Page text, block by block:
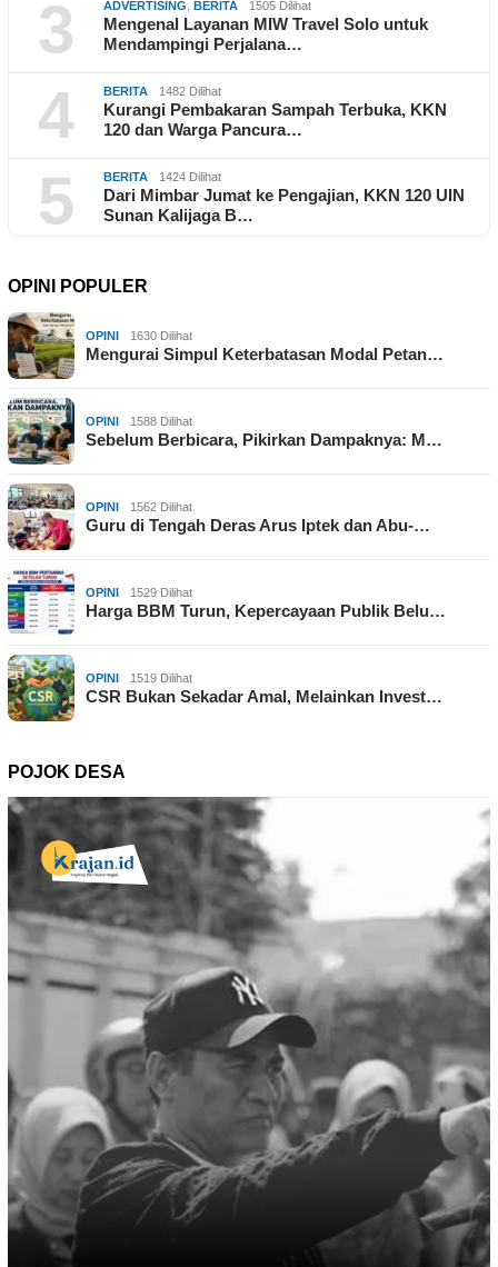
3 ADVERTISING BERITA 1505 Dilihat
Mengenal Layanan MIW Travel Solo untuk
Mendampingi Perjalana…
4 BERITA 1482 Dilihat
Kurangi Pembakaran Sampah Terbuka, KKN
120 dan Warga Pancura…
5 BERITA 1424 Dilihat
Dari Mimbar Jumat ke Pengajian, KKN 120 UIN
Sunan Kalijaga B…
OPINI POPULER
OPINI 1630 Dilihat
Mengurai Simpul Keterbatasan Modal Petan…
OPINI 1588 Dilihat
Sebelum Berbicara, Pikirkan Dampaknya: M…
OPINI 1562 Dilihat
Guru di Tengah Deras Arus Iptek dan Abu-…
OPINI 1529 Dilihat
Harga BBM Turun, Kepercayaan Publik Belu…
OPINI 1519 Dilihat
CSR Bukan Sekadar Amal, Melainkan Invest…
POJOK DESA